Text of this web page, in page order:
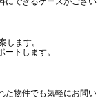
します。
トします。
た物件でも気軽にお問い